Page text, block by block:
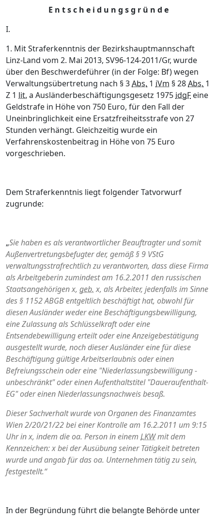
E n t s c h e i d u n g s g r ü n d e
I.
1. Mit Straferkenntnis der Bezirkshauptmannschaft
Linz-Land vom 2. Mai 2013, SV96-124-2011/Gr, wurde
über den Beschwerdeführer (in der Folge: Bf) wegen
Verwaltungsübertretung nach § 3Abs. 1 iVm § 28Abs. 1
Z 1 lit. a Ausländerbeschäftigungsgesetz 1975 idgF eine
Geldstrafe in Höhe von 750 Euro, für den Fall der
Uneinbringlichkeit eine Ersatzfreiheitsstrafe von 27
Stunden verhängt. Gleichzeitig wurde ein
Verfahrenskostenbeitrag in Höhe von 75 Euro
vorgeschrieben.
Dem Straferkenntnis liegt folgender Tatvorwurf
zugrunde:
„Sie haben es als verantwortlicher Beauftragter und somit
Außenvertretungsbefugter der, gemäß § 9 VStG
verwaltungsstrafrechtlich zu verantworten, dass diese Firma
als Arbeitgeberin zumindest am 16.2.2011 den russischen
Staatsangehörigen x, geb.x, als Arbeiter, jedenfalls im Sinne
des § 1152 ABGB entgeltlich beschäftigt hat, obwohl für
diesen Ausländer weder eine Beschäftigungsbewilligung,
eine Zulassung als Schlüsselkraft oder eine
Entsendebewilligung erteilt oder eine Anzeigebestätigung
ausgestellt wurde, noch dieser Ausländer eine für diese
Beschäftigung gültige Arbeitserlaubnis oder einen
Befreiungsschein oder eine "Niederlassungsbewilligung -
unbeschränkt" oder einen Aufenthaltstitel "Daueraufenthalt-
EG" oder einen Niederlassungsnachweis besaß.
Dieser Sachverhalt wurde von Organen des Finanzamtes
Wien 2/20/21/22 bei einer Kontrolle am 16.2.2011 um 9:15
Uhr in x, indem die oa. Person in einem LKWmit dem
Kennzeichen: x bei der Ausübung seiner Tätigkeit betreten
wurde und angab für das oa. Unternehmen tätig zu sein,
festgestellt.“
In der Begründung führt die belangte Behörde unter